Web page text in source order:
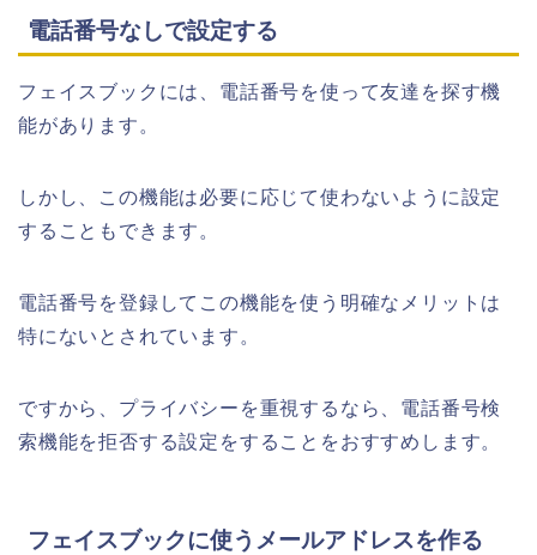
電話番号なしで設定する
フェイスブックには、電話番号を使って友達を探す機
能があります。
しかし、この機能は必要に応じて使わないように設定
することもできます。
電話番号を登録してこの機能を使う明確なメリットは
特にないとされています。
ですから、プライバシーを重視するなら、電話番号検
索機能を拒否する設定をすることをおすすめします。
フェイスブックに使うメールアドレスを作る